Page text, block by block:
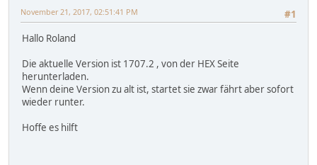
#1
November 21, 2017, 02:51:41 PM
Hallo Roland
Die aktuelle Version ist 1707.2 , von der HEX Seite
herunterladen.
Wenn deine Version zu alt ist, startet sie zwar fährt aber sofort
wieder runter.
Hoffe es hilft